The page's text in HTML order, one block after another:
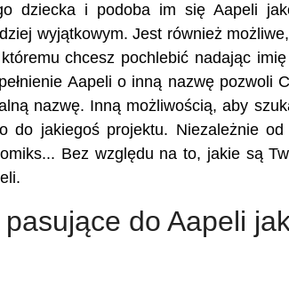
dziecka i podoba im się Aapeli
wyjątkowym. Jest również
chcesz pochlebić nadając
Aapeli o inną nazwę pozwoli
nazwę. Inną możliwością, aby
do jakiegoś projektu. Niezależnie
Bez względu na to, jakie są
do Aapeli